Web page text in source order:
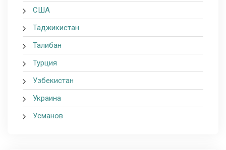
США
Таджикистан
Талибан
Турция
Узбекистан
Украина
Усманов